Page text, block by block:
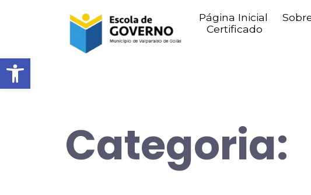
Abrir barra de ferramentas
Página Inicial
Certificado
Categoria: